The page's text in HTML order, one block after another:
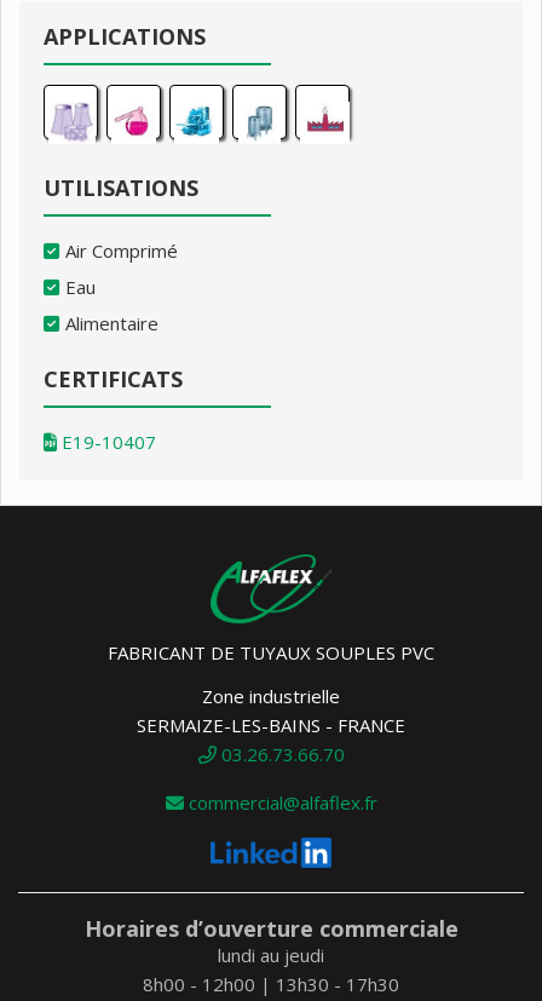
APPLICATIONS
UTILISATIONS
Air Comprimé
Eau
Alimentaire
CERTIFICATS
E19-10407
FABRICANT DE TUYAUX SOUPLES PVC
Zone industrielle
SERMAIZE-LES-BAINS - FRANCE
03.26.73.66.70
commercial@alfaflex.fr
Horaires d’ouverture commerciale
lundi au jeudi
8h00 - 12h00 | 13h30 - 17h30